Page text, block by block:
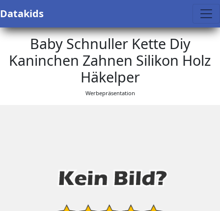
Datakids
Baby Schnuller Kette Diy
Kaninchen Zahnen Silikon Holz
Häkelper
Werbepräsentation